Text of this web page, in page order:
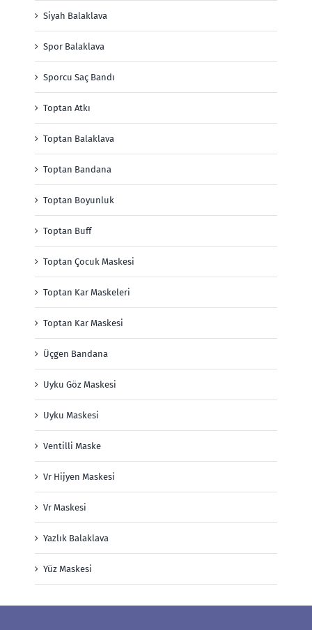
Siyah Balaklava
Spor Balaklava
Sporcu Saç Bandı
Toptan Atkı
Toptan Balaklava
Toptan Bandana
Toptan Boyunluk
Toptan Buff
Toptan Çocuk Maskesi
Toptan Kar Maskeleri
Toptan Kar Maskesi
Üçgen Bandana
Uyku Göz Maskesi
Uyku Maskesi
Ventilli Maske
Vr Hijyen Maskesi
Vr Maskesi
Yazlık Balaklava
Yüz Maskesi